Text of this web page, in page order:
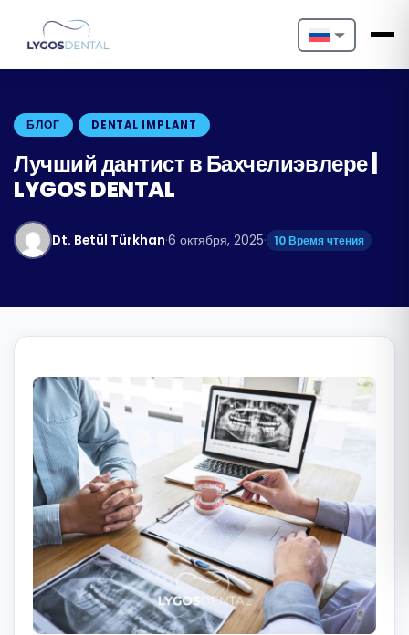
Nederlands
Português
Български
Română
Русский
БЛОГ DENTAL IMPLANT
Лучший дантист в Бахчелиэвлере |
LYGOS DENTAL
Dt. Betül Türkhan·6 октября, 2025· 10 Время чтения